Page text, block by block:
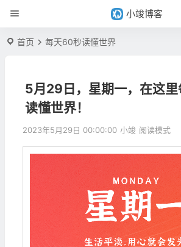
小竣博客
首页 每天60秒读懂世界
5月29日，星期一，在这
读懂世界！
2023年5月29日 00:00:00 小竣 阅读模式